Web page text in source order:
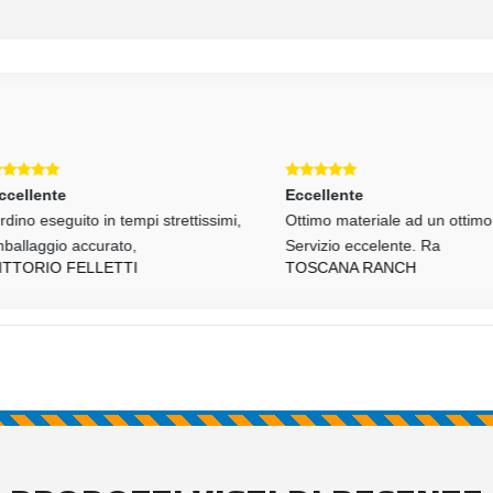
eseguito in tempi strettissimi,
accurato,
FELLETTI
Eccellente
Ottimo materiale ad un ottimo
Servizio eccelente. Ra
TOSCANA RANCH